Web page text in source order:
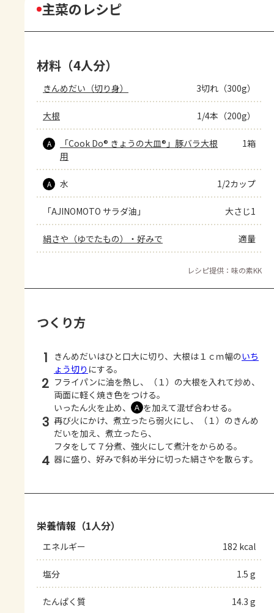
主菜のレシピ
材料（4人分）
きんめだい（切り身） 3切れ（300g）
大根 1/4本（200g）
A
「Cook Do® きょうの大皿®」豚バラ大根
用
1箱
A 水 1/2カップ
「AJINOMOTO サラダ油」 大さじ1
絹さや（ゆでたもの）・好みで 適量
レシピ提供：味の素KK
つくり方
1 きんめだいはひと口大に切り、大根は１ｃｍ幅のいち
ょう切り にする。
2 フライパンに油を熱し、（１）の大根を入れて炒め、
両面に軽く焼き色をつける。
いったん火を止め、
Ａ を加えて混ぜ合わせる。
3 再び火にかけ、煮立ったら弱火にし、（１）のきんめ
だいを加え、煮立ったら、
フタをして７分煮、強火にして煮汁をからめる。
4 器に盛り、好みで斜め半分に切った絹さやを散らす。
栄養情報（1人分）
エネルギー 182 kcal
塩分 1.5 g
たんぱく質 14.3 g